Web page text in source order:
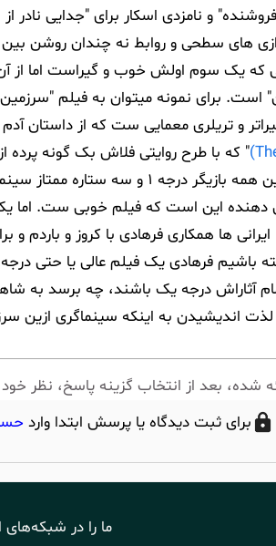
و نامزدی اسکار برای "جدایی نادر
های سطحی و روابط نه چندان روشن بین
که یک سوم اولش خوب و گیراست اما از
است. برای نمونه میتوان به فیلم "سرزمین
و تریلری معمایی ست که از داستان
" که با طرح روایتی فلاش بک گونه پرده
دیدن را دارد. همینکه با وجود این
دهنده این است که فیلم خوبی ست. اما
ها همکاری فرهادی با کروز و باردم
باشیم فرهادی یک فیلم عالی یا حتی
اندیشیدن به اینکه سینماگری ازین
شده، بعد از انتخاب گزینه پاسخ، نظر خود
برای ثبت دیدگاه یا پرسش ابتدا وارد
ما را در شبکه‌های